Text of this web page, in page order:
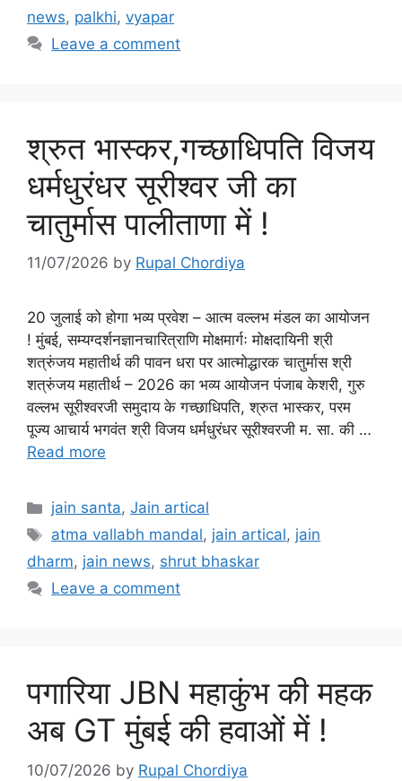
news, palkhi, vyapar
Leave a comment
श्रुत भास्कर,गच्छाधिपति विजय
धर्मधुरंधर सूरीश्वर जी का
चातुर्मास पालीताणा में !
11/07/2026 by Rupal Chordiya
20 जुलाई को होगा भव्य प्रवेश – आत्म वल्लभ मंडल का आयोजन
! मुंबई, सम्यग्दर्शनज्ञानचारित्राणि मोक्षमार्गः मोक्षदायिनी श्री
शत्रुंजय महातीर्थ की पावन धरा पर आत्मोद्धारक चातुर्मास श्री
शत्रुंजय महातीर्थ – 2026 का भव्य आयोजन पंजाब केशरी, गुरु
वल्लभ सूरीश्वरजी समुदाय के गच्छाधिपति, श्रुत भास्कर, परम
पूज्य आचार्य भगवंत श्री विजय धर्मधुरंधर सूरीश्वरजी म. सा. की …
Read more
Categories
jain santa,Jain artical
Tags
atma vallabh mandal, jain artical, jain
dharm, jain news, shrut bhaskar
Leave a comment
पगारिया JBN महाकुंभ की महक
अब GT मुंबई की हवाओं में !
10/07/2026 by Rupal Chordiya